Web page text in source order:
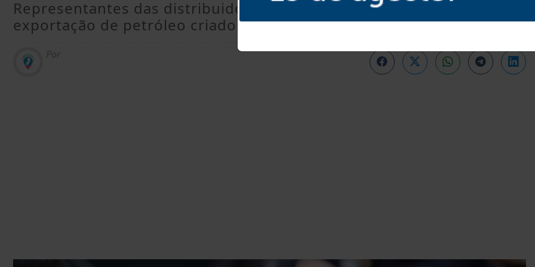
Representantes das distribuidoras criticaram o imposto sobre a
exportação de petróleo criado pelo Executivo
Por